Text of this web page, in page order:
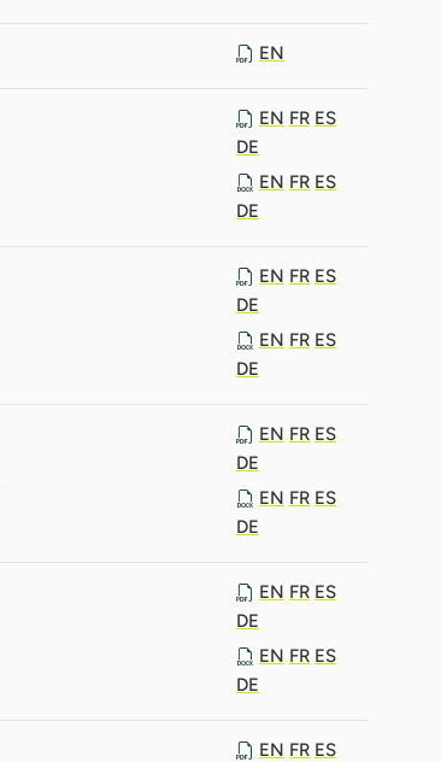
EN
EN FR ES
DE
EN FR ES
DE
EN FR ES
DE
EN FR ES
DE
EN FR ES
DE
EN FR ES
DE
EN FR ES
DE
EN FR ES
DE
EN FR ES